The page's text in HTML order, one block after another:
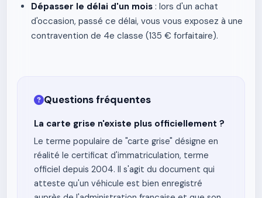
Dépasser le délai d'un mois : lors d'un achat
d'occasion, passé ce délai, vous vous exposez à une
contravention de 4e classe (135 € forfaitaire).
Questions fréquentes
La carte grise n'existe plus officiellement ?
Le terme populaire de "carte grise" désigne en
réalité le certificat d'immatriculation, terme
officiel depuis 2004. Il s'agit du document qui
atteste qu'un véhicule est bien enregistré